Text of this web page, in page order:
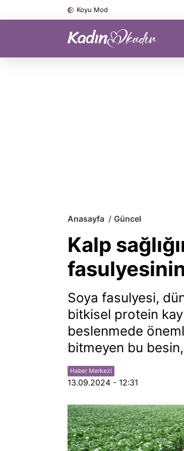
Koyu Mod
Anasayfa Güncel
Kalp
Soya fasulyesi,
bitkisel protein
beslenmede
bitmeyen bu
Haber Merkezi
13.09.2024 - 12:31